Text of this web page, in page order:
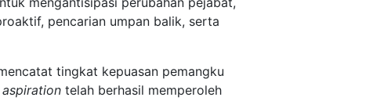
pencarian umpan balik, serta
tingkat kepuasan pemangku
telah berhasil memperoleh